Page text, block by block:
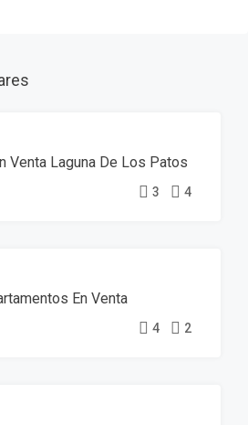
Venta Laguna De Los Patos
3 4
En Venta
4 2